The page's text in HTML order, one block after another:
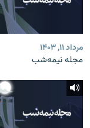
مرداد ۱۱, ۱۴۰۳
مجله نیمه‌شب